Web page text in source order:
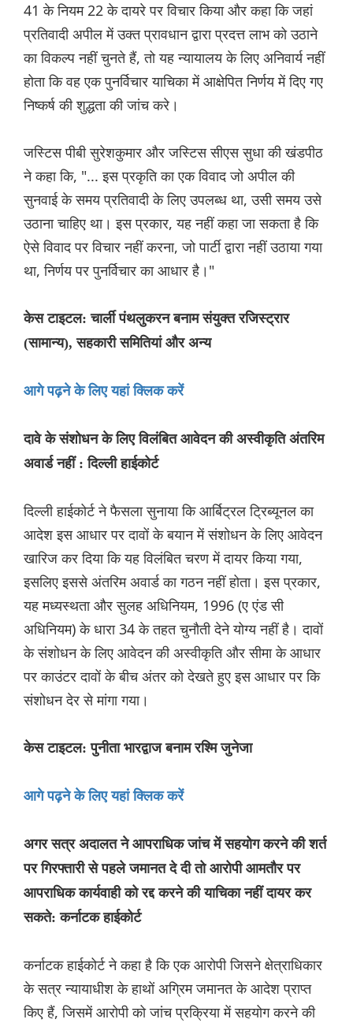
41 के नियम 22 के दायरे पर विचार किया और कहा कि जहां
प्रतिवादी अपील में उक्त प्रावधान द्वारा प्रदत्त लाभ को उठाने
का विकल्प नहीं चुनते हैं, तो यह न्यायालय के लिए अनिवार्य नहीं
होता कि वह एक पुनर्विचार याचिका में आक्षेपित निर्णय में दिए गए
निष्कर्ष की शुद्धता की जांच करे।
जस्टिस पीबी सुरेशकुमार और जस्टिस सीएस सुधा की खंडपीठ
ने कहा कि, "... इस प्रकृति का एक विवाद जो अपील की
सुनवाई के समय प्रतिवादी के लिए उपलब्ध था, उसी समय उसे
उठाना चाहिए था। इस प्रकार, यह नहीं कहा जा सकता है कि
ऐसे विवाद पर विचार नहीं करना, जो पार्टी द्वारा नहीं उठाया गया
था, निर्णय पर पुनर्विचार का आधार है।"
केस टाइटल: चार्ली पंथलुकरन बनाम संयुक्त रजिस्ट्रार
(सामान्य), सहकारी समितियां और अन्य
आगे पढ़ने के लिए यहां क्लिक करें
दावे के संशोधन के लिए विलंबित आवेदन की अस्वीकृति अंतरिम
अवार्ड नहीं : दिल्ली हाईकोर्ट
दिल्ली हाईकोर्ट ने फैसला सुनाया कि आर्बिट्रल ट्रिब्यूनल का
आदेश इस आधार पर दावों के बयान में संशोधन के लिए आवेदन
खारिज कर दिया कि यह विलंबित चरण में दायर किया गया,
इसलिए इससे अंतरिम अवार्ड का गठन नहीं होता। इस प्रकार,
यह मध्यस्थता और सुलह अधिनियम, 1996 (ए एंड सी
अधिनियम) के धारा 34 के तहत चुनौती देने योग्य नहीं है। दावों
के संशोधन के लिए आवेदन की अस्वीकृति और सीमा के आधार
पर काउंटर दावों के बीच अंतर को देखते हुए इस आधार पर कि
संशोधन देर से मांगा गया।
केस टाइटल: पुनीता भारद्वाज बनाम रश्मि जुनेजा
आगे पढ़ने के लिए यहां क्लिक करें
अगर सत्र अदालत ने आपराधिक जांच में सहयोग करने की शर्त
पर गिरफ्तारी से पहले जमानत दे दी तो आरोपी आमतौर पर
आपराधिक कार्यवाही को रद्द करने की याचिका नहीं दायर कर
सकते: कर्नाटक हाईकोर्ट
कर्नाटक हाईकोर्ट ने कहा है कि एक आरोपी जिसने क्षेत्राधिकार
के सत्र न्यायाधीश के हाथों अग्रिम जमानत के आदेश प्राप्त
किए हैं, जिसमें आरोपी को जांच प्रक्रिया में सहयोग करने की